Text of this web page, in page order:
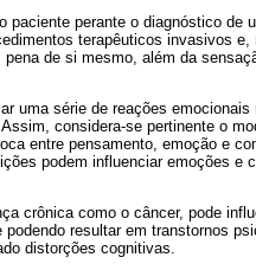
perante o diagnóstico de
terapêuticos invasivos
de si mesmo, além da
uma série de reações
considera-se pertinente o
entre pensamento, emoção e
podem influenciar emoções e
crônica como o câncer, pode
resultar em transtornos
distorções cognitivas.